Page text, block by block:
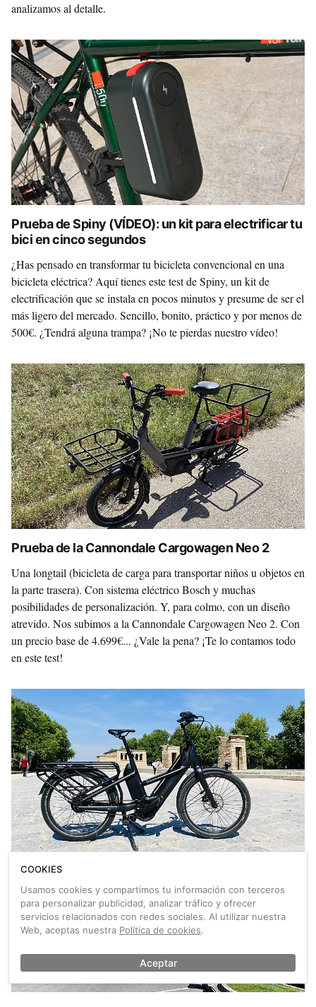
analizamos al detalle.
Prueba de Spiny (VÍDEO): un kit para electrificar tu
bici en cinco segundos
¿Has pensado en transformar tu bicicleta convencional en una
bicicleta eléctrica? Aquí tienes este test de Spiny, un kit de
electrificación que se instala en pocos minutos y presume de ser el
más ligero del mercado. Sencillo, bonito, práctico y por menos de
500€. ¿Tendrá alguna trampa? ¡No te pierdas nuestro vídeo!
Prueba de la Cannondale Cargowagen Neo 2
Una longtail (bicicleta de carga para transportar niños u objetos en
la parte trasera). Con sistema eléctrico Bosch y muchas
posibilidades de personalización. Y, para colmo, con un diseño
atrevido. Nos subimos a la Cannondale Cargowagen Neo 2. Con
un precio base de 4.699€... ¿Vale la pena? ¡Te lo contamos todo
en este test!
Prueba de la CUBE Longtail Hybrid 725
Probamos la CUBE Longtail Hybrid 725, una bicicleta eléctrica y
de carga trasera con un completo equipamiento, detalles
sorprendentes, un conjunto eléctrico de primer nivel y, en general,
COOKIES
Usamos cookies y compartimos tu información con terceros
para personalizar publicidad, analizar tráfico y ofrecer
servicios relacionados con redes sociales. Al utilizar nuestra
Web, aceptas nuestra Política de cookies.
Aceptar